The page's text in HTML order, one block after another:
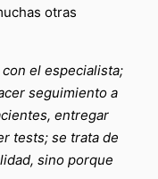
otras
con el especialista;
seguimiento a
entregar
tests; se trata de
sino porque